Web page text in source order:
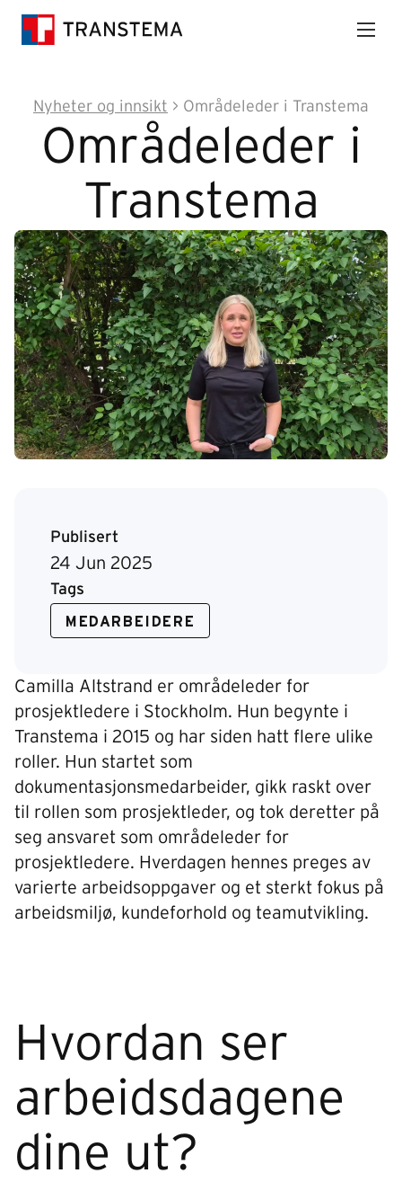
Nyheter og innsikt > Områdeleder i Transtema
Områdeleder i
Transtema
Publisert
24 Jun 2025
Tags
MEDARBEIDERE
Camilla Altstrand er områdeleder for
prosjektledere i Stockholm. Hun begynte i
Transtema i 2015 og har siden hatt flere ulike
roller. Hun startet som
dokumentasjonsmedarbeider, gikk raskt over
til rollen som prosjektleder, og tok deretter på
seg ansvaret som områdeleder for
prosjektledere. Hverdagen hennes preges av
varierte arbeidsoppgaver og et sterkt fokus på
arbeidsmiljø, kundeforhold og teamutvikling.
Hvordan ser
arbeidsdagene
dine ut?